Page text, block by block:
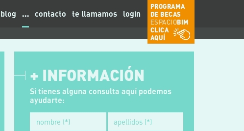
blog … contacto te llamamos login
PROGRAMA
DE BECAS
ESPACIOBIM
CLICA
AQUÍ
+ INFORMACIÓN
Si tienes alguna consulta aquí podemos
ayudarte: